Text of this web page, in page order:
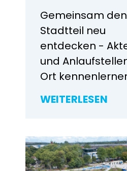
Gemeinsam den
Stadtteil neu
entdecken -
und
Ort
WEITERLESEN